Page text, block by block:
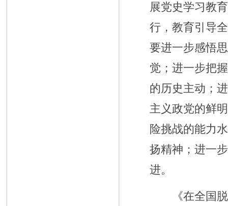
展党史学习教
行，教育引导
要进一步感悟
觉；进一步把
的历史主动；
主义政党的鲜
险挑战的能力
扬精神；进一
进。
《在全国脱